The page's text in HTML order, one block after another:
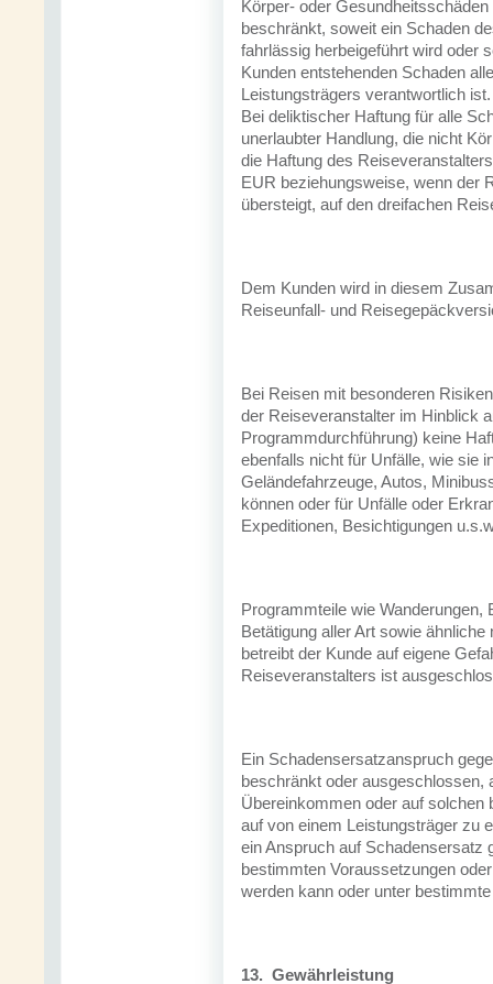
Körper- oder
beschränkt, soweit ein Schaden
fahrlässig herbeigeführt wird oder
Kunden entstehenden Schaden
Leistungsträgers verantwortlich
Bei deliktischer Haftung für alle
unerlaubter Handlung, die nicht
die Haftung des
EUR beziehungsweise, wenn der
übersteigt, auf den dreifachen
Dem Kunden wird in diesem
Reiseunfall- und
Bei Reisen mit besonderen
der Reiseveranstalter im Hinblick
Programmdurchführung) keine
ebenfalls nicht für Unfälle, wie sie
Geländefahrzeuge, Autos,
können oder für Unfälle oder
Expeditionen, Besichtigungen
Programmteile wie Wanderungen,
Betätigung aller Art sowie
betreibt der Kunde auf eigene
Reiseveranstalters ist
Ein Schadensersatzanspruch
beschränkt oder ausgeschlossen,
Übereinkommen oder auf solchen
auf von einem Leistungsträger zu
ein Anspruch auf Schadensersatz
bestimmten Voraussetzungen
werden kann oder unter
13. Gewährleistung